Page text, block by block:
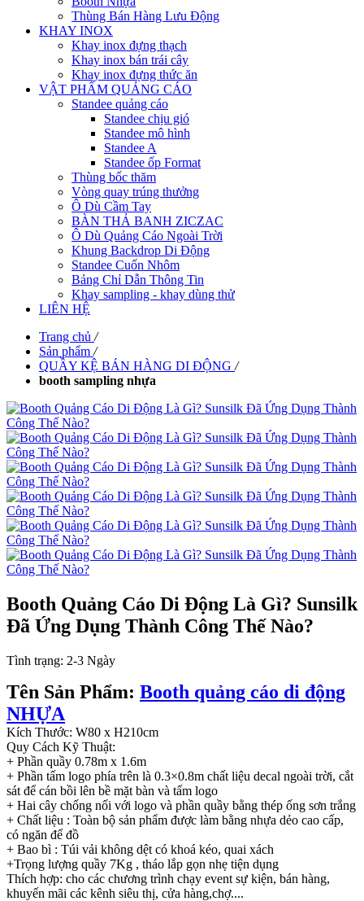
Thùng Bán Hàng Lưu Động
KHAY INOX
Khay inox đựng thạch
Khay inox bán trái cây
Khay inox đựng thức ăn
VẬT PHẨM QUẢNG CÁO
Standee quảng cáo
Standee chịu gió
Standee mô hình
Standee A
Standee ốp Format
Thùng bốc thăm
Vòng quay trúng thưởng
Ô Dù Cầm Tay
BÀN THẢ BANH ZICZAC
Ô Dù Quảng Cáo Ngoài Trời
Khung Backdrop Di Động
Standee Cuốn Nhôm
Bảng Chỉ Dẫn Thông Tin
Khay sampling - khay dùng thử
LIÊN HỆ
Trang chủ /
Sản phẩm /
QUẦY KỆ BÁN HÀNG DI ĐỘNG /
booth sampling nhựa
Booth Quảng Cáo Di Động Là Gì? Sunsilk
Đã Ứng Dụng Thành Công Thế Nào?
Tình trạng: 2-3 Ngày
Tên Sản Phẩm: Booth quảng cáo di động
NHỰA
Kích Thước: W80 x H210cm
Quy Cách Kỹ Thuật:
+ Phần quầy 0.78m x 1.6m
+ Phần tấm logo phía trên là 0.3×0.8m chất liệu decal ngoài trời, cắt
sát để cán bồi lên bề mặt bàn và tấm logo
+ Hai cây chống nối với logo và phần quầy bằng thép ống sơn trắng
+ Chất liệu : Toàn bộ sản phẩm được làm bằng nhựa dẻo cao cấp,
có ngăn để đồ
+ Bao bì : Túi vải không dệt có khoá kéo, quai xách
+Trọng lượng quầy 7Kg , tháo lắp gọn nhẹ tiện dụng
Thích hợp: cho các chương trình chạy event sự kiện, bán hàng,
khuyến mãi các kênh siêu thị, cửa hàng,chợ....